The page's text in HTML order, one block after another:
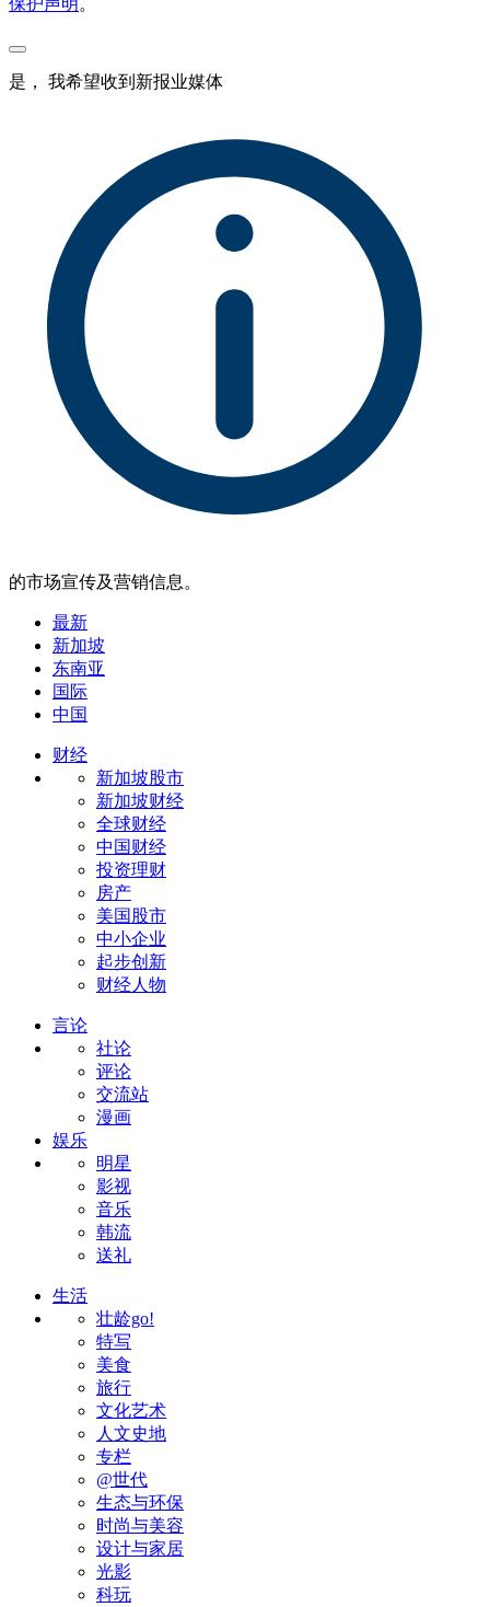
保护声明 。
是， 我希望收到新报业媒体
的市场宣传及营销信息。
最新
新加坡
东南亚
国际
中国
财经
新加坡股市
新加坡财经
全球财经
中国财经
投资理财
房产
美国股市
中小企业
起步创新
财经人物
言论
社论
评论
交流站
漫画
娱乐
明星
影视
音乐
韩流
送礼
生活
壮龄go!
特写
美食
旅行
文化艺术
人文史地
专栏
@世代
生态与环保
时尚与美容
设计与家居
光影
科玩